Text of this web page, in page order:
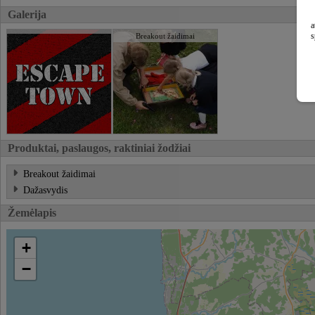
Galerija
Breakout žaidimai
Produktai, paslaugos, raktiniai žodžiai
Breakout žaidimai
Dažasvydis
Žemėlapis
+
−